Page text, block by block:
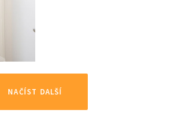
NAČÍST DALŠÍ